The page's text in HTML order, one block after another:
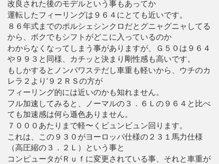
改良された後のモデルという事もあってか
運転したフィーリングは９６４にとても近いです。
８６年式までのポルシェシンクロだとグニャグニャしてる
から、ボクでもシフトがどこに入っているのか
わからなくなってしまう事がありますが、Ｇ５０は９６４
や９９３と同様、カチッと決まり剛性感も高いです。
もしかするとノンパワステだし車重も軽いから、ウチのカ
レラ２より’９２ＲＳの方が
フィーリング的には近いのかも知れません。
フル加速してみると、ノーマルの３．６Ｌの９６４と比べ
ても加速感は何ら遜色ありません。
７０００あたりまで軽〜くビュンビュン回ります。
これは、この９３０がヨーロッパ仕様の２３１馬力仕様
（高圧縮の３．２Ｌ）という事と
コンピュータがＲｕｆに変更されている事、それと車重が